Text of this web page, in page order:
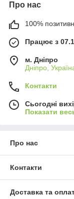
Про нас
100%
Працює з
м. Дніпро
Дніпро,
Контакти
Сьогодні
Показати
Про нас
Контакти
Доставка та